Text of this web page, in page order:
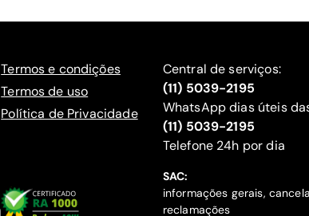
Termos e condições
Termos de uso
Política de Privacidade
Central de serviços:
(11) 5039-2195
WhatsApp dias úteis
(11) 5039-2195
‍Telefone 24h por dia
SAC:
informações gerais,
reclamações